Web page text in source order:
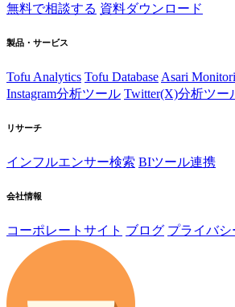
無料で相談する 資料ダウンロード
製品・サービス
Tofu Analytics Tofu Database Asari
Instagram分析ツール Twitter(X)分析ツー
リサーチ
インフルエンサー検索 BIツール連携
会社情報
コーポレートサイト ブログ プライバ